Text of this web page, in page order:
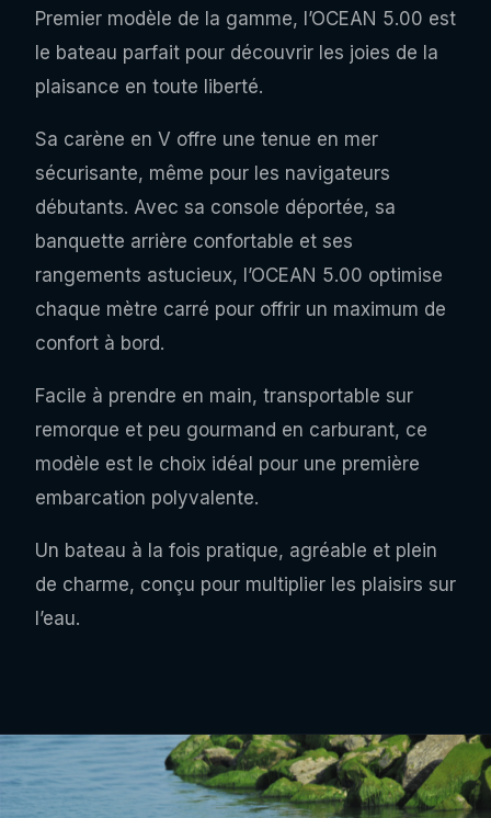
Premier modèle de la gamme, l’OCEAN 5.00 est
le bateau parfait pour découvrir les joies de la
plaisance en toute liberté.
Sa carène en V offre une tenue en mer
sécurisante, même pour les navigateurs
débutants. Avec sa console déportée, sa
banquette arrière confortable et ses
rangements astucieux, l’OCEAN 5.00 optimise
chaque mètre carré pour offrir un maximum de
confort à bord.
Facile à prendre en main, transportable sur
remorque et peu gourmand en carburant, ce
modèle est le choix idéal pour une première
embarcation polyvalente.
Un bateau à la fois pratique, agréable et plein
de charme, conçu pour multiplier les plaisirs sur
l’eau.